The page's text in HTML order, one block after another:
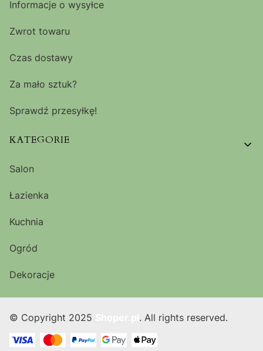
Informacje o wysyłce
Zwrot towaru
Czas dostawy
Za mało sztuk?
Sprawdź przesyłkę!
KATEGORIE
Salon
Łazienka
Kuchnia
Ogród
Dekoracje
© Copyright 2025 . All rights reserved.